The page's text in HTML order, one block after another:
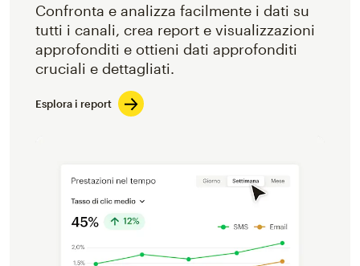
Confronta e analizza facilmente i dati su
tutti i canali, crea report e visualizzazioni
approfonditi e ottieni dati approfonditi
cruciali e dettagliati.
Esplora i report